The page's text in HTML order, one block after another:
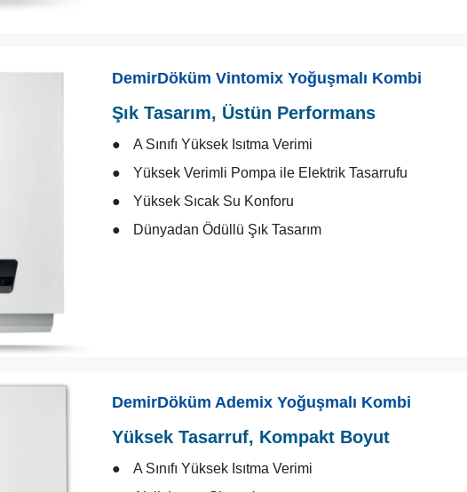
DemirDöküm Vintomix Yoğuşmalı Kombi
Şık Tasarım, Üstün Performans
A Sınıfı Yüksek Isıtma Verimi
Yüksek Verimli Pompa ile Elektrik Tasarrufu
Yüksek Sıcak Su Konforu
Dünyadan Ödüllü Şık Tasarım
DemirDöküm Ademix Yoğuşmalı Kombi
Yüksek Tasarruf, Kompakt Boyut
A Sınıfı Yüksek Isıtma Verimi